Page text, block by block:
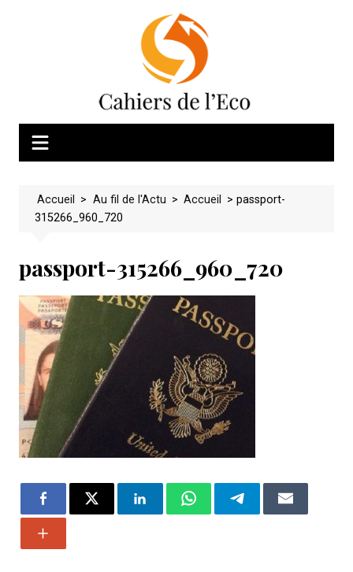
Accueil > Au fil de l'Actu > Accueil >passport-
315266_960_720
passport-315266_960_720